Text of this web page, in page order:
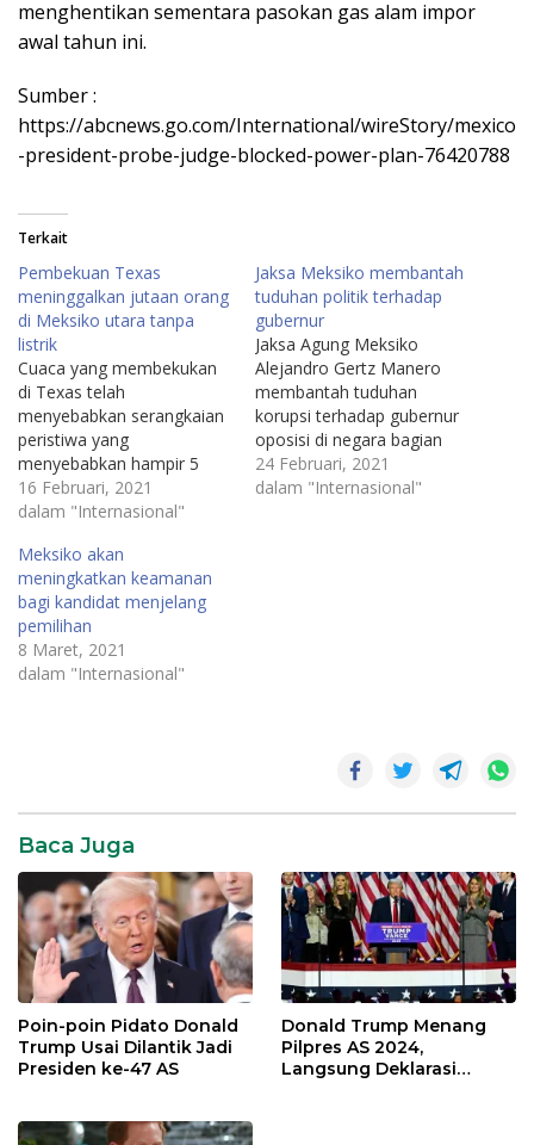
menghentikan sementara pasokan gas alam impor
awal tahun ini.
Sumber :
https://abcnews.go.com/International/wireStory/mexico
-president-probe-judge-blocked-power-plan-76420788
Terkait
Pembekuan Texas
meninggalkan jutaan orang
di Meksiko utara tanpa
listrik
Cuaca yang membekukan
di Texas telah
menyebabkan serangkaian
peristiwa yang
menyebabkan hampir 5
juta pelanggan di Meksiko
utara tidak mendapatkan
gas alam mengganggu
produksi listrikOlehThe
Associated Press15
Februari 2021, 11:30• 4
menit membacaBagikan ke
FacebookBagikan ke
16 Februari, 2021
dalam "Internasional"
Jaksa Meksiko membantah
tuduhan politik terhadap
gubernur
Jaksa Agung Meksiko
Alejandro Gertz Manero
membantah tuduhan
korupsi terhadap gubernur
oposisi di negara bagian
perbatasan Tamaulipas
bermotif politik, tetapi tidak
24 Februari, 2021
dalam "Internasional"
Meksiko akan
meningkatkan keamanan
bagi kandidat menjelang
pemilihan
8 Maret, 2021
dalam "Internasional"
Baca Juga
Poin-poin Pidato Donald
Trump Usai Dilantik Jadi
Presiden ke-47 AS
Donald Trump Menang
Pilpres AS 2024,
Langsung Deklarasi